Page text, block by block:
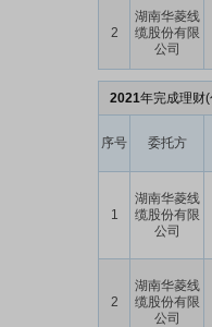
2
湖南华菱线
缆股份有限
公司
2021年完成理财
序号 委托方
1
湖南华菱线
缆股份有限
公司
2
湖南华菱线
缆股份有限
公司